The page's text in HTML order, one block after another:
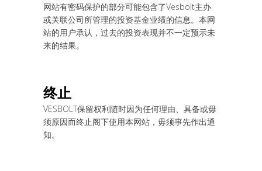
网站有密码保护的部分可能包含了Vesbolt主办
或关联公司所管理的投资基金业绩的信息。本网
站的用户承认，过去的投资表现并不一定预示未
来的结果。
终止
VESBOLT保留权利随时因为任何理由、具备或毋
须原因而终止阁下使用本网站，毋须事先作出通
知。